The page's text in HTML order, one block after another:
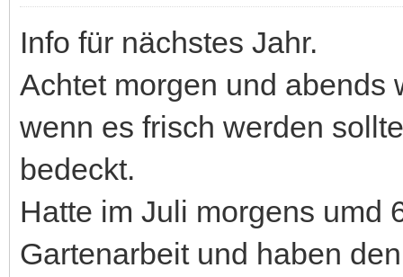
Info für nächstes Jahr.
Achtet morgen und abends
wenn es frisch werden
bedeckt.
Hatte im Juli morgens umd
Gartenarbeit und haben